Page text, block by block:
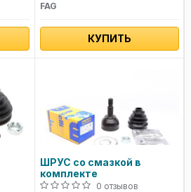
FAG
КУПИТЬ
ШРУС со смазкой в
комплекте
0 отзывов